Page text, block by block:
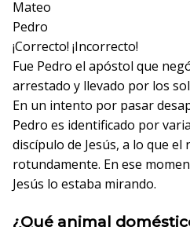
Mateo
Pedro
¡Correcto! ¡Incorrecto!
Fue Pedro el apóstol que
arrestado y llevado por los
En un intento por pasar
Pedro es identificado por
discípulo de Jesús, a lo que el
rotundamente. En ese
Jesús lo estaba mirando.
¿Qué animal